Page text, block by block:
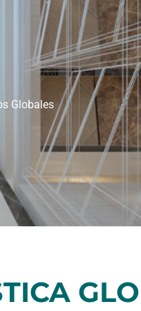
Globales